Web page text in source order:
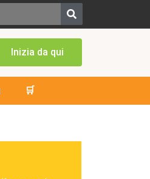
Inizia da qui
🛒